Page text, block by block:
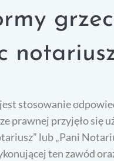
stosowanie
prawnej przyjęło się
lub „Pani
ten zawód